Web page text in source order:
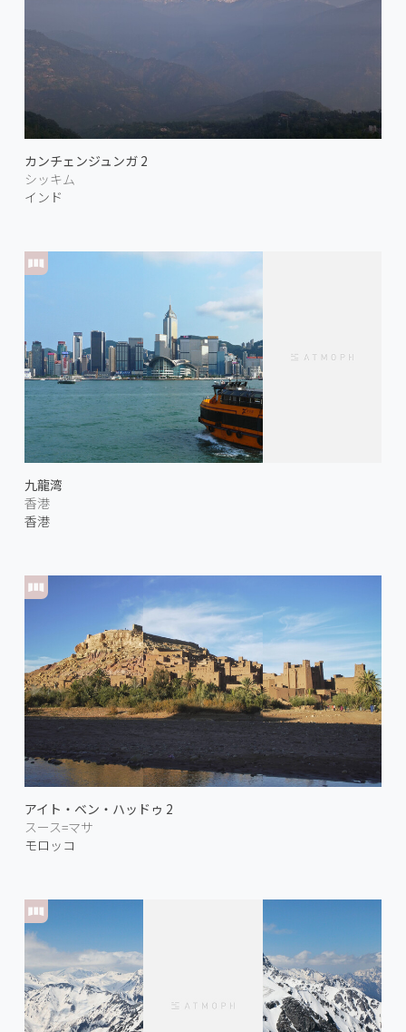
カンチェンジュンガ 2
シッキム
インド
九龍湾
香港
香港
アイト・ベン・ハッドゥ 2
スース=マサ
モロッコ